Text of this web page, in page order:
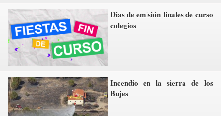
Dias de emisión finales de curso
colegios
Incendio en la sierra de los
Bujes